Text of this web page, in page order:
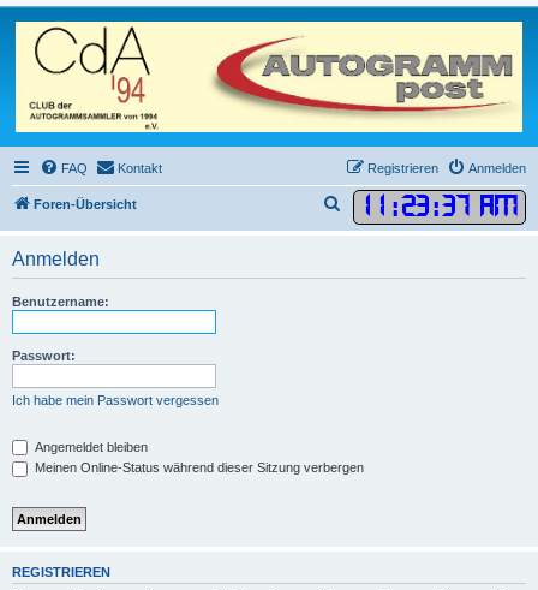
FAQ Kontakt Anmelden
Registrieren
Foren-Übersicht 11 :23:37 AM
u
Anmelden
Benutzername:
Passwort:
Ich habe mein Passwort vergessen
Angemeldet bleiben
Meinen Online-Status während dieser Sitzung verbergen
REGISTRIEREN